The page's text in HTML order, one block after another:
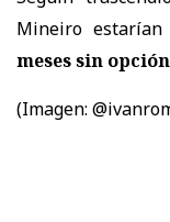
Mineiro estarían
meses sin
(Imagen: